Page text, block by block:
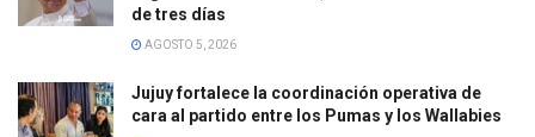
de tres días
AGOSTO 5, 2026
Jujuy fortalece la coordinación operativa de
cara al partido entre los Pumas y los Wallabies